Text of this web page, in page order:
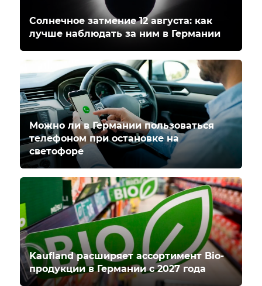
Солнечное затмение 12 августа: как
лучше наблюдать за ним в Германии
Можно ли в Германии пользоваться
телефоном при остановке на
светофоре
Kaufland расширяет ассортимент Bio-
продукции в Германии с 2027 года